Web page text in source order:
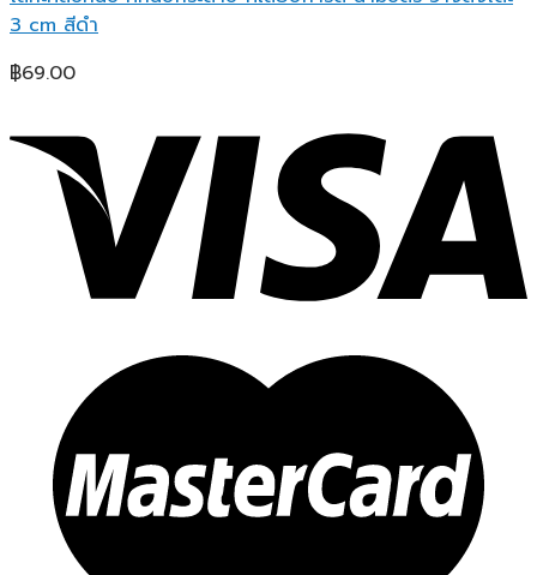
3 cm สีดำ
฿69.00